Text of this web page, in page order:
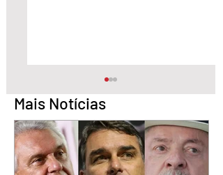
Mais Notícias